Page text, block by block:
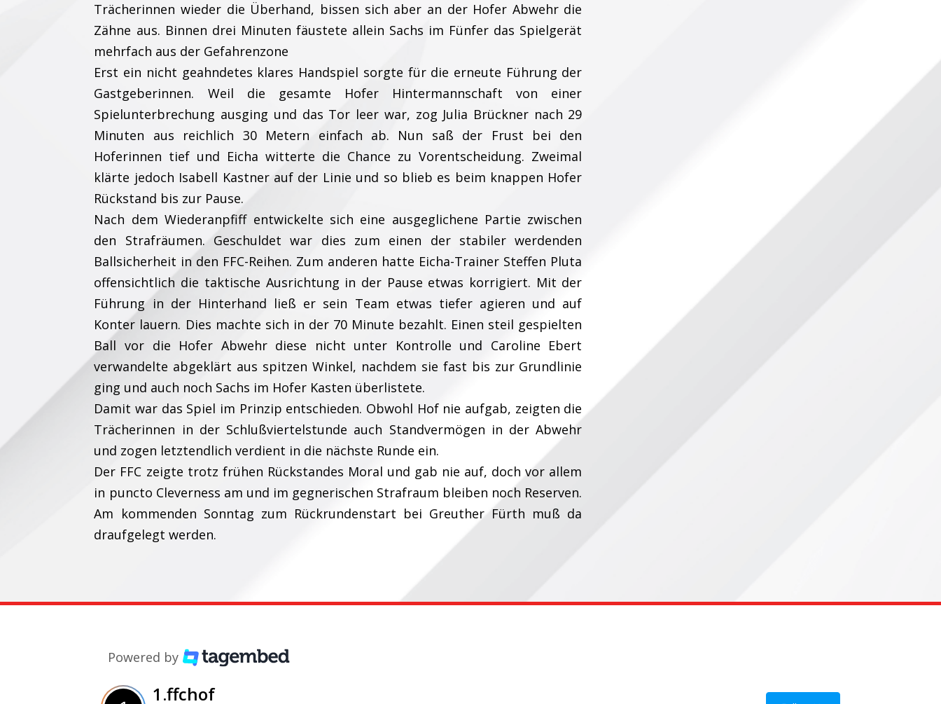
Trächerinnen wieder die Überhand, bissen sich aber an der Hofer Abwehr die
Zähne aus. Binnen drei Minuten fäustete allein Sachs im Fünfer das Spielgerät
mehrfach aus der Gefahrenzone
Erst ein nicht geahndetes klares Handspiel sorgte für die erneute Führung der
Gastgeberinnen. Weil die gesamte Hofer Hintermannschaft von einer
Spielunterbrechung ausging und das Tor leer war, zog Julia Brückner nach 29
Minuten aus reichlich 30 Metern einfach ab. Nun saß der Frust bei den
Hoferinnen tief und Eicha witterte die Chance zu Vorentscheidung. Zweimal
klärte jedoch Isabell Kastner auf der Linie und so blieb es beim knappen Hofer
Rückstand bis zur Pause.
Nach dem Wiederanpfiff entwickelte sich eine ausgeglichene Partie zwischen
den Strafräumen. Geschuldet war dies zum einen der stabiler werdenden
Ballsicherheit in den FFC-Reihen. Zum anderen hatte Eicha-Trainer Steffen Pluta
offensichtlich die taktische Ausrichtung in der Pause etwas korrigiert. Mit der
Führung in der Hinterhand ließ er sein Team etwas tiefer agieren und auf
Konter lauern. Dies machte sich in der 70 Minute bezahlt. Einen steil gespielten
Ball vor die Hofer Abwehr diese nicht unter Kontrolle und Caroline Ebert
verwandelte abgeklärt aus spitzen Winkel, nachdem sie fast bis zur Grundlinie
ging und auch noch Sachs im Hofer Kasten überlistete.
Damit war das Spiel im Prinzip entschieden. Obwohl Hof nie aufgab, zeigten die
Trächerinnen in der Schlußviertelstunde auch Standvermögen in der Abwehr
und zogen letztendlich verdient in die nächste Runde ein.
Der FFC zeigte trotz frühen Rückstandes Moral und gab nie auf, doch vor allem
in puncto Cleverness am und im gegnerischen Strafraum bleiben noch Reserven.
Am kommenden Sonntag zum Rückrundenstart bei Greuther Fürth muß da
draufgelegt werden.
Powered by
1.ffchof